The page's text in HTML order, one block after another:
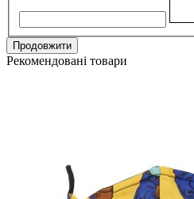
Продовжити
Рекомендовані товари